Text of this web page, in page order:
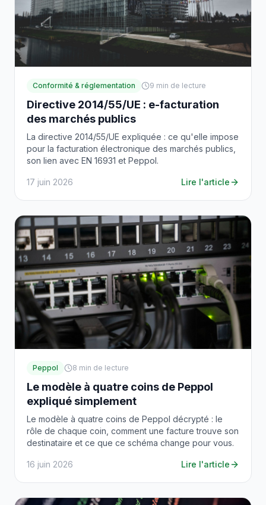
Conformité & réglementation 9 min de lecture
Directive 2014/55/UE : e-facturation
des marchés publics
La directive 2014/55/UE expliquée : ce qu'elle impose
pour la facturation électronique des marchés publics,
son lien avec EN 16931 et Peppol.
17 juin 2026 Lire l'article
Peppol 8 min de lecture
Le modèle à quatre coins de Peppol
expliqué simplement
Le modèle à quatre coins de Peppol décrypté : le
rôle de chaque coin, comment une facture trouve son
destinataire et ce que ce schéma change pour vous.
16 juin 2026 Lire l'article